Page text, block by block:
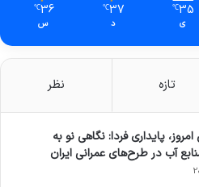
35
℃
ی
37
℃
د
36
℃
س
تازه نظر
پایداری فردا: نگاهی نو به
آب در طرح‌های عمرانی ایران